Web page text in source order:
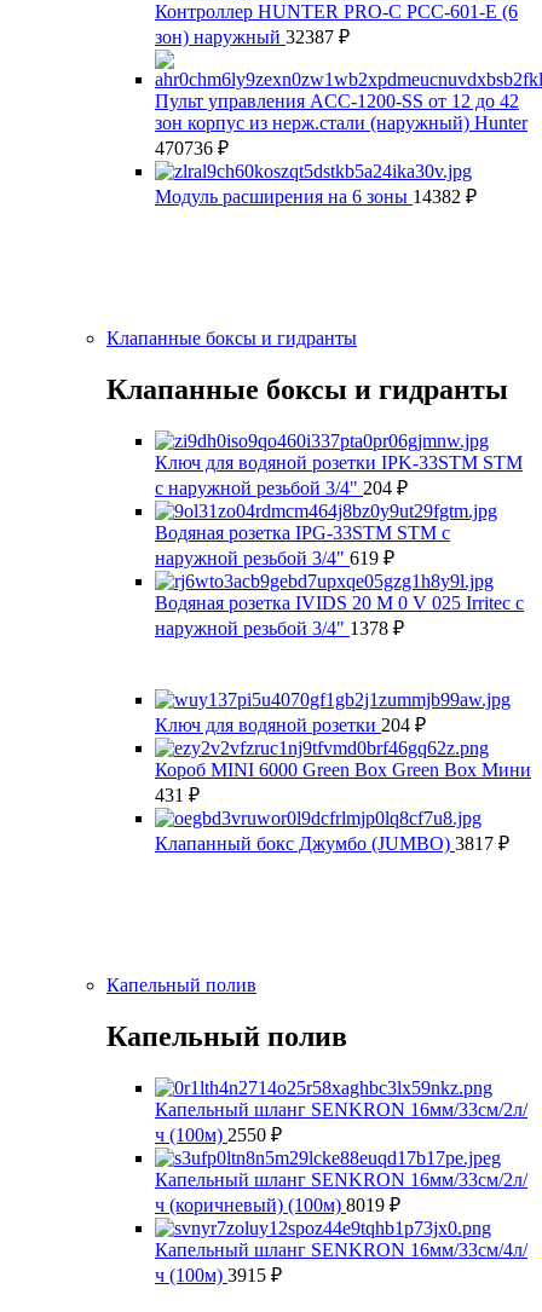
Контроллер HUNTER PRO-C PCC-601-E (6
зон) наружный 32387 ₽
Пульт управления ACC-1200-SS от 12 до 42
зон корпус из нерж.стали (наружный) Hunter
470736 ₽
Модуль расширения на 6 зоны 14382 ₽
Клапанные боксы и гидранты
Клапанные боксы и гидранты
Ключ для водяной розетки IPK-33STM STM
с наружной резьбой 3/4" 204 ₽
Водяная розетка IPG-33STM STM с
наружной резьбой 3/4" 619 ₽
Водяная розетка IVIDS 20 M 0 V 025 Irritec с
наружной резьбой 3/4" 1378 ₽
Ключ для водяной розетки 204 ₽
Короб MINI 6000 Green Box Green Box Мини
431 ₽
Клапанный бокс Джумбо (JUMBO) 3817 ₽
Капельный полив
Капельный полив
Капельный шланг SENKRON 16мм/33см/2л/
ч (100м) 2550 ₽
Капельный шланг SENKRON 16мм/33см/2л/
ч (коричневый) (100м) 8019 ₽
Капельный шланг SENKRON 16мм/33см/4л/
ч (100м) 3915 ₽